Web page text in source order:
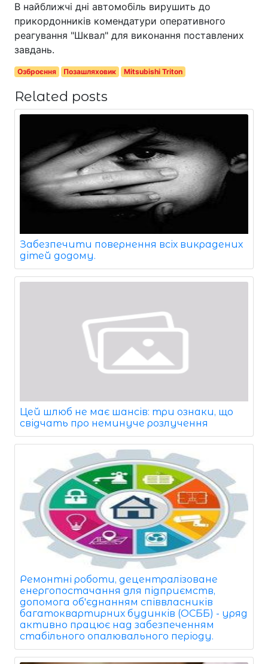
В найближчі дні автомобіль вирушить до
прикордонників комендатури оперативного
реагування "Шквал" для виконання поставлених
завдань.
Озброєння Позашляховик Mitsubishi Triton
Related posts
Забезпечити повернення всіх викрадених
дітей додому.
Цей шлюб не має шансів: три ознаки, що
свідчать про неминуче розлучення
Ремонтні роботи, децентралізоване
енергопостачання для підприємств,
допомога об'єднанням співвласників
багатоквартирних будинків (ОСББ) - уряд
активно працює над забезпеченням
стабільного опалювального періоду.